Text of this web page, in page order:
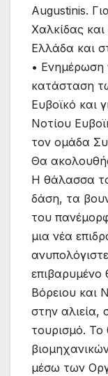
Augustinis.
Χαλκίδας
Ελλάδα και
• Ενημέρωση
κατάσταση
Ευβοϊκό και
Νοτίου
τον ομάδα
Θα
Η θάλασσα
δάση, τα
του
μια νέα
επιβαρυμένο
Βόρειου και
στην αλιεία,
τουρισμό. Το
μέσω των